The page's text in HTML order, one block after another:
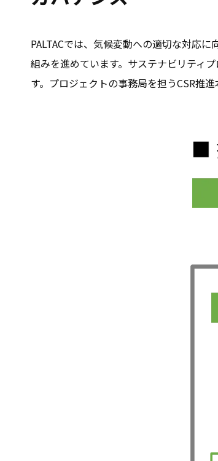
PALTACでは、気候変動への適切な対応
組みを進めています。サステナビリティ
す。プロジェクトの事務局を担うCSR推